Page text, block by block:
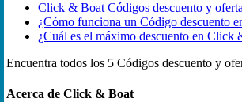
Click & Boat Códigos descuento y
¿Cómo funciona un Código descuento
¿Cuál es el máximo descuento en Click
Encuentra todos los 5 Códigos descuento y
Acerca de Click & Boat